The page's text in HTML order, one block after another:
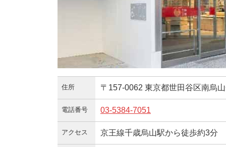
住所 〒157-0062 東京都世田谷区南烏
電話番号 03-5384-7051
アクセス 京王線千歳烏山駅から徒歩約3分